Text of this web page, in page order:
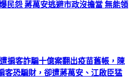
民怨 蔣萬安逃避市政沒擔當 無能領
掮客詐騙十億案翻出疫苗舊帳，陳
客恐騙財，卻遭蔣萬安、江啟臣猛